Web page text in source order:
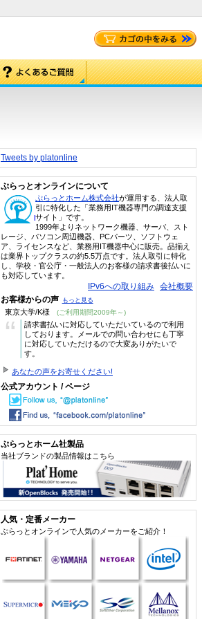
Tweets by platonline
ぷらっとオンラインについて
ぷらっとホーム株式会社が運用する、法人取
引に特化した「業務用IT機器専門の調達支援
サイト」です。
1999年よりネットワーク機器、サーバ、スト
レージ、パソコン周辺機器、PCパーツ、ソフトウェ
ア、ライセンスなど、業務用IT機器中心に販売。品揃え
は業界トップクラスの約5.5万点です。法人取引に特化
し、学校・官公庁・一般法人のお客様の請求書後払いに
も対応しています。
IPv6への取り組み 会社概要
お客様からの声 もっと見る
東京大学/K様 (ご利用期間2009年～)
“
請求書払いに対応していただいているので利用
しております。メールでの問い合わせにも丁寧
に対応していただけるので大変ありがたいで
す。
あなたの声をお寄せください!
公式アカウント / ページ
ぷらっとホーム社製品
当社ブランドの製品情報はこちら
人気・定番メーカー
ぷらっとオンラインで人気のメーカーをご紹介！